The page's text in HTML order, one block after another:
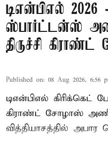
டிஎன்பிஎல்
ஸ்பார்ட்டன்ஸ்
திருச்சி
Published on: 08 Aug 2026, 6:56
டிஎன்பிஎல் கிரிக்கெட்
கிராண்ட் சோழாஸ்
வித்தியாசத்தில் அபார